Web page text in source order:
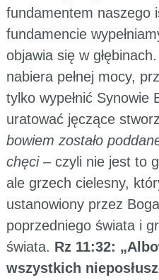
fundamentem naszego
fundamencie
objawia się w
nabiera pełnej mocy,
tylko wypełnić Synowie
uratować jęczące
bowiem zostało
chęci– czyli nie jest to
ale grzech cielesny,
ustanowiony przez
poprzedniego świata i
świata. Rz 11:32:
wszystkich